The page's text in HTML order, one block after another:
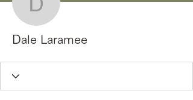
Dale Laramee
Dale Laramee